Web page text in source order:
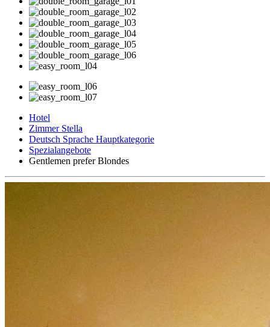
Hotel
Zimmer Stella
Deutsch Sprache Hauptkategorie
Spezialangebote
Gentlemen prefer Blondes